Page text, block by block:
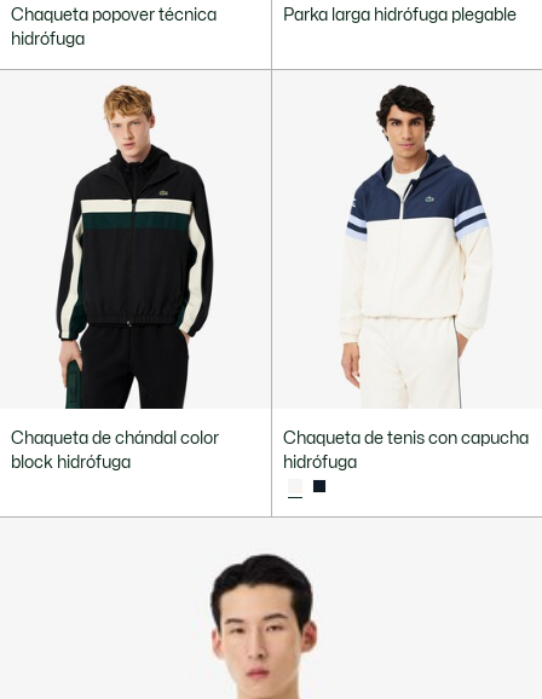
Chaqueta popover técnica
hidrófuga
Parka larga hidrófuga plegable
Chaqueta de chándal color
block hidrófuga
Chaqueta de tenis con capucha
hidrófuga